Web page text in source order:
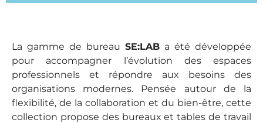
La gamme de bureau SE:LAB a été développée
pour accompagner l’évolution des espaces
professionnels et répondre aux besoins des
organisations modernes. Pensée autour de la
flexibilité, de la collaboration et du bien-être, cette
collection propose des bureaux et tables de travail